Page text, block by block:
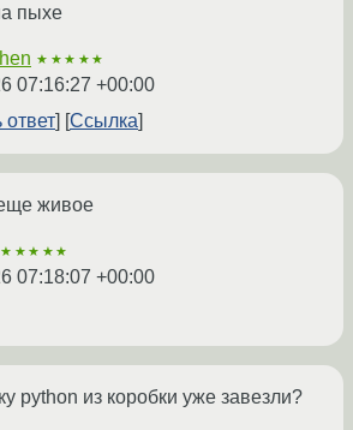
пыхе
★★★★★
07:16:27 +00:00
ответ
Ссылка
живое
★★★★★
07:18:07 +00:00
python из коробки уже завезли?